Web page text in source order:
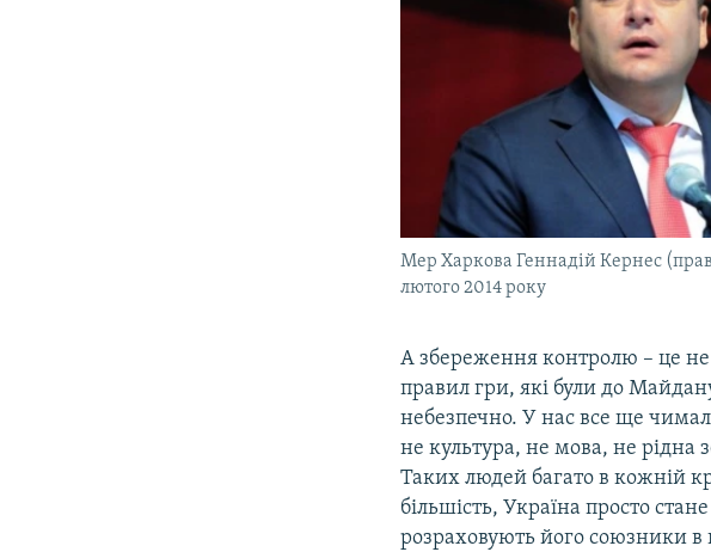
Мер Харкова Геннадій Кернес
лютого 2014 року
А збереження контролю – це
правил гри, які були до
небезпечно. У нас все ще
не культура, не мова, не рідна
Таких людей багато в кожній
більшість, Україна просто
розраховують його союзники в